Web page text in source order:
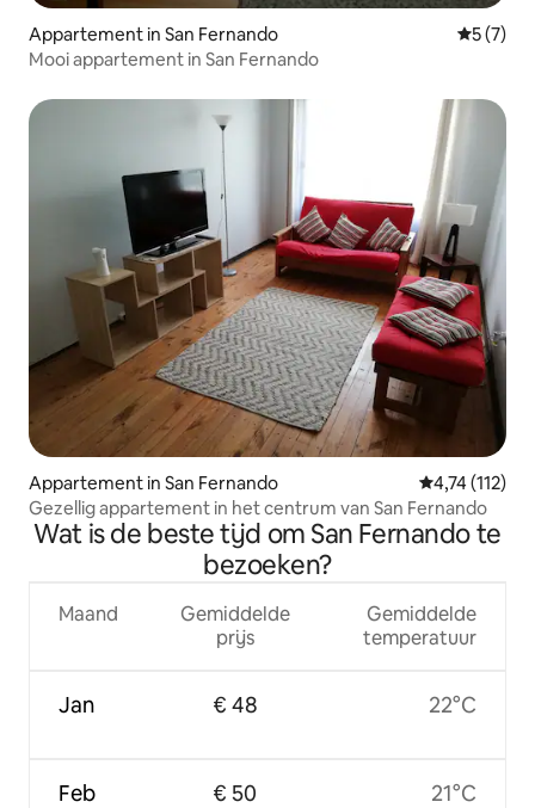
Appartement in San Fernando
5 (7)
Mooi appartement in San Fernando
Appartement in San Fernando Gemiddelde
4,74 (112)
Gezellig appartement in het centrum van San Fernando
Wat is de beste tijd om San Fernando te
bezoeken?
Maand
Jan
Feb
Gemiddelde
prijs
€ 48
€ 50
Gemiddelde
temperatuur
22°C
21°C